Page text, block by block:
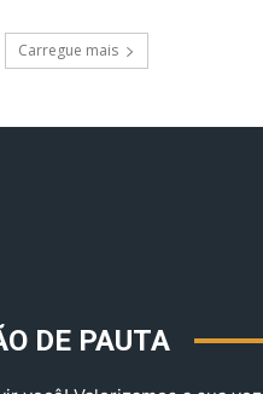
Carregue mais
DE PAUTA